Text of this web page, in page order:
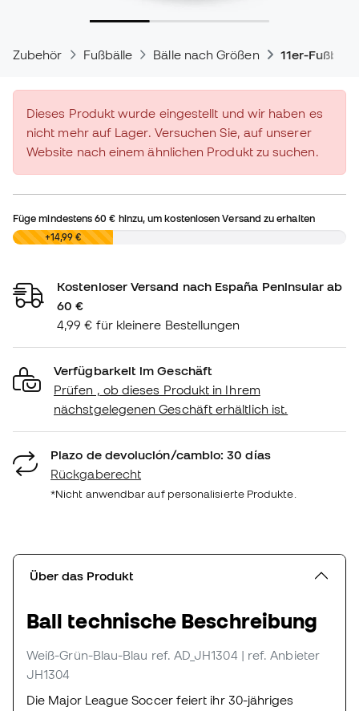
Zubehör Fußbälle Bälle nach Größen 11er-Fußball
Dieses Produkt wurde eingestellt und wir haben es
nicht mehr auf Lager. Versuchen Sie, auf unserer
Website nach einem ähnlichen Produkt zu suchen.
Füge mindestens60 € hinzu, um kostenlosen Versand zu erhalten
0,00 € +14,99 €
Kostenloser Versand nach España Peninsular ab
60 €
4,99 € für kleinere Bestellungen
Verfügbarkeit im Geschäft
Prüfen , ob dieses Produkt in Ihrem
nächstgelegenen Geschäft erhältlich ist.
Plazo de devolución/cambio: 30 días
Rückgaberecht
*Nicht anwendbar auf personalisierte Produkte.
Über das Produkt
Ball technische Beschreibung
Weiß-Grün-Blau-Blau ref. AD_JH1304 | ref. Anbieter
JH1304
Die Major League Soccer feiert ihr 30-jähriges